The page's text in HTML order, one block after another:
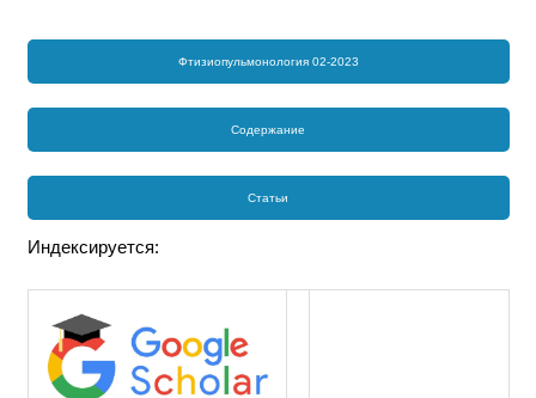
Фтизиопульмонология 02-2023
Содержание
Статьи
Индексируется: